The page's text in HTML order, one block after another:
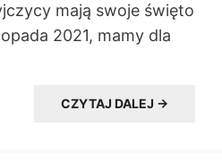
mają swoje święto
2021, mamy dla
CZYTAJ DALEJ →